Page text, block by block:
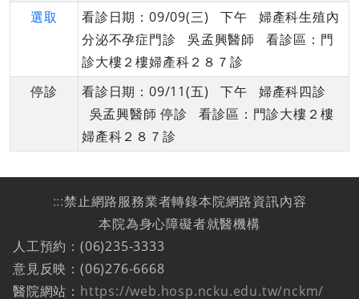
選取
看診日期：09/09(三) 下午 婦產科生殖內
分泌不孕症門診 吳孟興醫師 看診區：門
診大樓２樓婦產科２８７診
停診
看診日期：09/11(五) 下午 婦產科四診
吳孟興醫師 停診 看診區：門診大樓２樓
婦產科２８７診
:::禁止網路服務業者轉錄本院網路資訊內容
本院為身心障礙者就醫機構
人工預約：(06)235-3333
意見反映：(06)276-6668
醫院網站： https://web.hosp.ncku.edu.tw/nckm/